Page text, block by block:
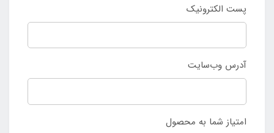
پست الکترونیک
آدرس وب‌سایت
امتیاز شما به محصول